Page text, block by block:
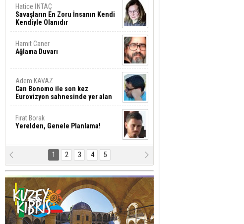
Hatice İNTAÇ
Savaşların En Zoru İnsanın Kendi
Kendiyle Olanıdır
Hamit Caner
Ağlama Duvarı
Adem KAVAZ
Can Bonomo ile son kez
Eurovizyon sahnesinde yer alan
Türkiye 10 yıl aradan sonra
Fırat Borak
Yerelden, Genele Planlama!
Erkut YILMABAŞAR
Bayrak tartışmaları ve ihalesiz
işler!
Arif Alasya
2015 SONRASI VE AKINCI.
1 2 3 4 5